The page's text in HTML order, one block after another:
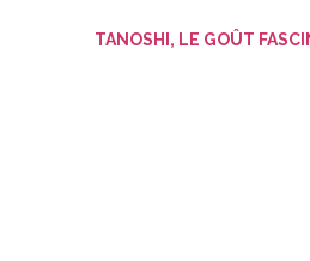
TANOSHI, LE GOÛT